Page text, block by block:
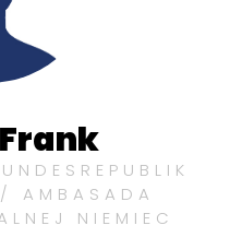
AMBASADA
NIEMIEC